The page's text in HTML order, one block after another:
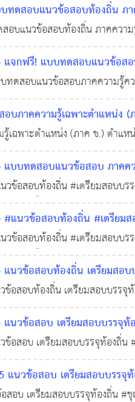
สอบแนวข้อสอบท้องถิ่น ภา
.ย. 2565 0 4,856
แนวข้อสอบท้องถิ่น ภาคความ
ะกอบด้วยพระราชบัญญัติระเบี
กฟรี! แบบทดสอบแนวข้อสอ
25 พ.ย. 2565 0 3,482
สอบแนวข้อสอบภาคความรู้ค
ะกอบด้วย - พระราชบัญญัติกำ
าคความรู้เฉพาะตำแหน่ง (
พาะตำแหน่ง (ภาค ข.) ตำแห
บทดสอบแนวข้อสอบ ภาคค
.ค. 2565 0 4,364
อสอบท้องถิ่น #เตรียมสอบบร
อบชุดนี้ ประกอบด้วย - พระร
นวข้อสอบท้องถิ่น #เตรียมส
ใบเกียรติบัตร
24 พ.ค. 2565
อสอบท้องถิ่น #เตรียมสอบบร
อบชุดนี้ ประกอบด้วย 1 รัฐธร
ข้อสอบท้องถิ่น เตรียมสอบ
สอบท้องถิ่น เตรียมสอบบรรจุ
อบการจัดประเภทแบบเข้าพว
ข้อสอบ เตรียมสอบบรรจุท้
สอบ เตรียมสอบบรรจุท้องถิ่น
การใช้ภาษาการเติมคำที่ถูกต้
วข้อสอบ เตรียมสอบบรรจุ
บ เตรียมสอบบรรจุท้องถิ่น #